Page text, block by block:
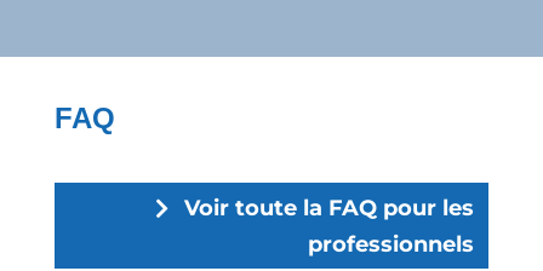
FAQ
Voir toute la FAQ pour les
professionnels